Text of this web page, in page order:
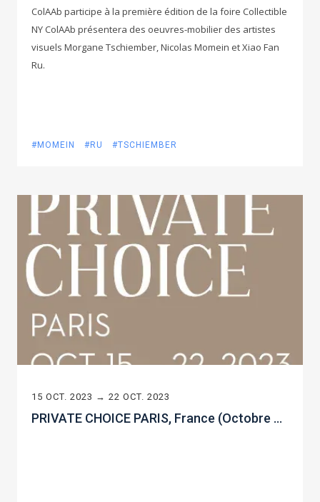
ColAAb participe à la première édition de la foire Collectible
NY ColAAb présentera des oeuvres-mobilier des artistes
visuels Morgane Tschiember, Nicolas Momein et Xiao Fan
Ru.
#MOMEIN #RU #TSCHIEMBER
15 OCT. 2023 → 22 OCT. 2023
PRIVATE CHOICE PARIS, France (Octobre 2023)